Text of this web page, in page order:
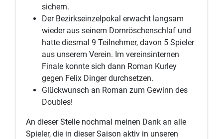
sichern.
Der Bezirkseinzelpokal erwacht langsam
wieder aus seinem Dornröschenschlaf und
hatte diesmal 9 Teilnehmer, davon 5 Spieler
aus unserem Verein. Im vereinsinternen
Finale konnte sich dann Roman Kurley
gegen Felix Dinger durchsetzen.
Glückwunsch an Roman zum Gewinn des
Doubles!
An dieser Stelle nochmal meinen Dank an alle
Spieler, die in dieser Saison aktiv in unseren